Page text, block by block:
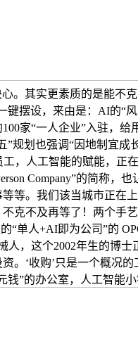
。其实更素质的是能不
键摆设，来由是：AI的
家“一人企业”入驻，
规划也强调“因地制宜
，人工智能的赋能，正
Company”的简称
等。我们该当城市正在
克不及再等了！两个
“单人+AI即为公司”的
人，这个2002年生的博
。‘收购’只是一个概况
”的办公室，人工智能